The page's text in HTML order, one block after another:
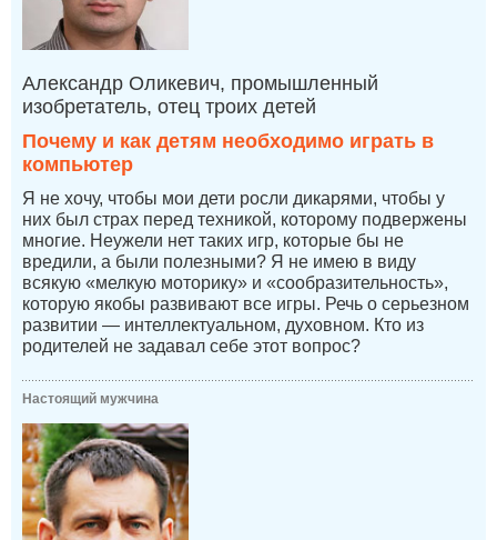
Александр Оликевич, промышленный
изобретатель, отец троих детей
Почему и как детям необходимо играть в
компьютер
Я не хочу, чтобы мои дети росли дикарями, чтобы у
них был страх перед техникой, которому подвержены
многие. Неужели нет таких игр, которые бы не
вредили, а были полезными? Я не имею в виду
всякую «мелкую моторику» и «сообразительность»,
которую якобы развивают все игры. Речь о серьезном
развитии — интеллектуальном, духовном. Кто из
родителей не задавал себе этот вопрос?
Настоящий мужчина